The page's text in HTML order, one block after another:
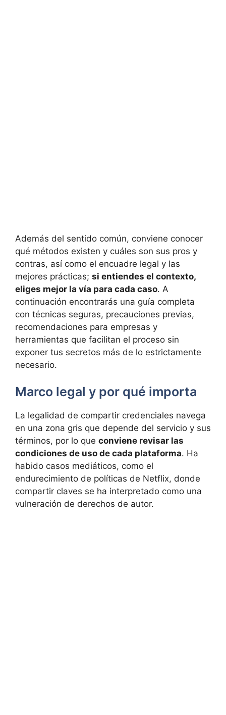
Además del sentido común, conviene conocer
qué métodos existen y cuáles son sus pros y
contras, así como el encuadre legal y las
mejores prácticas; si entiendes el contexto,
eliges mejor la vía para cada caso. A
continuación encontrarás una guía completa
con técnicas seguras, precauciones previas,
recomendaciones para empresas y
herramientas que facilitan el proceso sin
exponer tus secretos más de lo estrictamente
necesario.
Marco legal y por qué importa
La legalidad de compartir credenciales navega
en una zona gris que depende del servicio y sus
términos, por lo que conviene revisar las
condiciones de uso de cada plataforma. Ha
habido casos mediáticos, como el
endurecimiento de políticas de Netflix, donde
compartir claves se ha interpretado como una
vulneración de derechos de autor.